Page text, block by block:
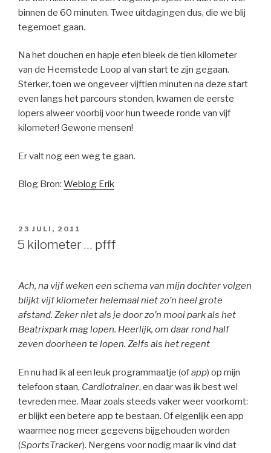
binnen de 60 minuten. Twee uitdagingen dus, die we blij
tegemoet gaan.
Na het douchen en hapje eten bleek de tien kilometer
van de Heemstede Loop al van start te zijn gegaan.
Sterker, toen we ongeveer vijftien minuten na deze start
even langs het parcours stonden, kwamen de eerste
lopers alweer voorbij voor hun tweede ronde van vijf
kilometer! Gewone mensen!
Er valt nog een weg te gaan.
Blog Bron: Weblog Erik
GEPLAATST
OP
23 JULI, 2011
5 kilometer … pfff
Ach, na vijf weken een schema van mijn dochter volgen
blijkt vijf kilometer helemaal niet zo’n heel grote
afstand. Zeker niet als je door zo’n mooi park als het
Beatrixpark mag lopen. Heerlijk, om daar rond half
zeven doorheen te lopen. Zelfs als het regent
En nu had ik al een leuk programmaatje (ofapp) op mijn
telefoon staan, Cardiotrainer, en daar was ik best wel
tevreden mee. Maar zoals steeds vaker weer voorkomt:
er blijkt een betere app te bestaan. Of eigenlijk een app
waarmee nog meer gegevens bijgehouden worden
(SportsTracker). Nergens voor nodig maar ik vind dat